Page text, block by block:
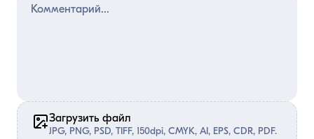
Загрузить файл
JPG, PNG, PSD, TIFF, 150dpi, CMYK, AI, EPS, CDR, PDF.